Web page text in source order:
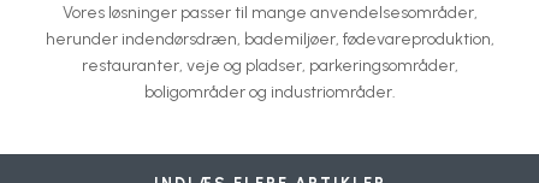
Vores løsninger passer til mange anvendelsesområder,
herunder indendørsdræn, bademiljøer, fødevareproduktion,
restauranter, veje og pladser, parkeringsområder,
boligområder og industriområder.